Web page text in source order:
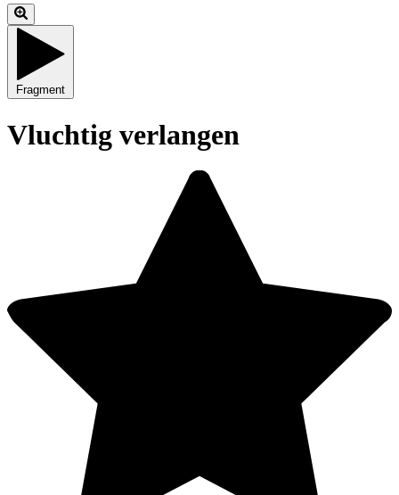
Fragment
Vluchtig verlangen